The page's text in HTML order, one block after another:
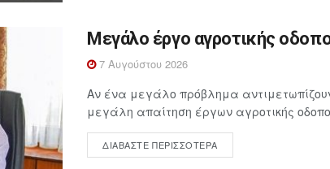
Μεγάλο έργο αγροτικής
7 Αυγούστου 2026
Αν ένα μεγάλο πρόβλημα αντιμετωπίζουν
μεγάλη απαίτηση έργων αγροτικής
ΔΙΑΒΆΣΤΕ ΠΕΡΙΣΣΌΤΕΡΑ